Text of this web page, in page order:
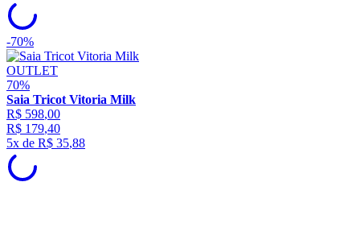
-70%
OUTLET
70%
Saia Tricot Vitoria Milk
R$ 598,00
R$ 179,40
5x de R$ 35,88